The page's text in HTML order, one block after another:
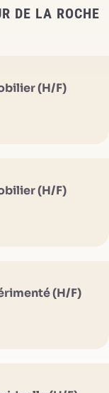
DE LA ROCHE
(H/F)
(H/F)
(H/F)